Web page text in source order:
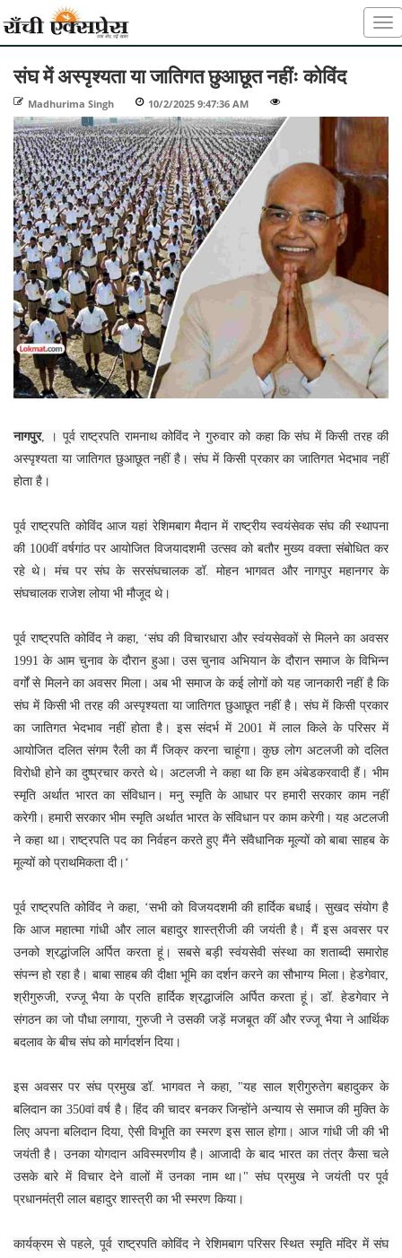
संघ में अस्पृश्यता या जातिगत छुआछूत नहींः कोविंद
Madhurima Singh 10/2/2025 9:47:36 AM
नागपुर, । पूर्व राष्ट्रपति रामनाथ कोविंद ने गुरुवार को कहा कि संघ में किसी तरह की
अस्पृश्यता या जातिगत छुआछूत नहीं है। संघ में किसी प्रकार का जातिगत भेदभाव नहीं
होता है।
पूर्व राष्ट्रपति कोविंद आज यहां रेशिमबाग मैदान में राष्ट्रीय स्वयंसेवक संघ की स्थापना
की 100वीं वर्षगांठ पर आयोजित विजयादशमी उत्सव को बतौर मुख्य वक्ता संबोधित कर
रहे थे। मंच पर संघ के सरसंघचालक डॉ. मोहन भागवत और नागपुर महानगर के
संघचालक राजेश लोया भी मौजूद थे।
पूर्व राष्ट्रपति कोविंद ने कहा, ‘संघ की विचारधारा और स्वंयसेवकों से मिलने का अवसर
1991 के आम चुनाव के दौरान हुआ। उस चुनाव अभियान के दौरान समाज के विभिन्न
वर्गों से मिलने का अवसर मिला। अब भी समाज के कई लोगों को यह जानकारी नहीं है कि
संघ में किसी भी तरह की अस्पृश्यता या जातिगत छुआछूत नहीं है। संघ में किसी प्रकार
का जातिगत भेदभाव नहीं होता है। इस संदर्भ में 2001 में लाल किले के परिसर में
आयोजित दलित संगम रैली का मैं जिक्र करना चाहूंगा। कुछ लोग अटलजी को दलित
विरोधी होने का दुष्प्रचार करते थे। अटलजी ने कहा था कि हम अंबेडकरवादी हैं। भीम
स्मृति अर्थात भारत का संविधान। मनु स्मृति के आधार पर हमारी सरकार काम नहीं
करेगी। हमारी सरकार भीम स्मृति अर्थात भारत के संविधान पर काम करेगी। यह अटलजी
ने कहा था। राष्ट्रपति पद का निर्वहन करते हुए मैंने संवैधानिक मूल्यों को बाबा साहब के
मूल्यों को प्राथमिकता दी।‘
पूर्व राष्‍ट्रपति कोविंद ने कहा, ‘सभी को विजयदशमी की हार्दिक बधाई। सुखद संयोग है
कि आज महात्मा गांधी और लाल बहादुर शास्त्रीजी की जयंती है। मैं इस अवसर पर
उनको श्रद्धांजलि अर्पित करता हूं। सबसे बड़ी स्वंयसेवी संस्था का शताब्दी समारोह
संपन्न हो रहा है। बाबा साहब की दीक्षा भूमि का दर्शन करने का सौभाग्य मिला। हेडगेवार,
श्रीगुरुजी, रज्जू भैया के प्रति हार्दिक श्रद्धाजंलि अर्पित करता हूं। डॉ. हेडगेवार ने
संगठन का जो पौधा लगाया, गुरुजी ने उसकी जड़ें मजबूत कीं और रज्जू भैया ने आर्थिक
बदलाव के बीच संघ को मार्गदर्शन दिया।
इस अवसर पर संघ प्रमुख डॉ. भागवत ने कहा, "यह साल श्रीगुरुतेग बहादुकर के
बलिदान का 350वां वर्ष है। हिंद की चादर बनकर जिन्होंने अन्याय से समाज की मुक्ति के
लिए अपना बलिदान दिया, ऐसी विभूति का स्मरण इस साल होगा। आज गांधी जी की भी
जयंती है। उनका योगदान अविस्मरणीय है। आजादी के बाद भारत का तंत्र कैसा चले
उसके बारे में विचार देने वालों में उनका नाम था।" संघ प्रमुख ने जयंती पर पूर्व
प्रधानमंत्री लाल बहादुर शास्त्री का भी स्मरण किया।
कार्यक्रम से पहले, पूर्व राष्ट्रपति कोविंद ने रेशिमबाग परिसर स्थित स्मृति मंदिर में संघ